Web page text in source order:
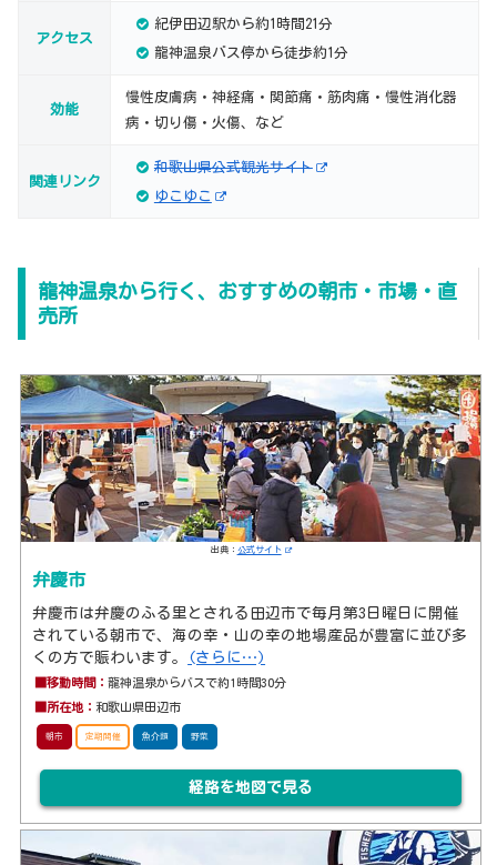
アクセス
紀伊田辺駅から約1時間21分
龍神温泉バス停から徒歩約1分
効能
慢性皮膚病・神経痛・関節痛・筋肉痛・慢性消化器
病・切り傷・火傷、など
関連リンク
和歌山県公式観光サイト
ゆこゆこ
龍神温泉から行く、おすすめの朝市・市場・直
売所
出典： 公式サイト
弁慶市
弁慶市は弁慶のふる里とされる田辺市で毎月第3日曜日に開催
されている朝市で、海の幸・山の幸の地場産品が豊富に並び多
くの方で賑わいます。
(さらに…)
■移動時間：龍神温泉からバスで約1時間30分
■所在地： 和歌山県田辺市
朝市 定期開催 魚介類 野菜
経路を地図で見る